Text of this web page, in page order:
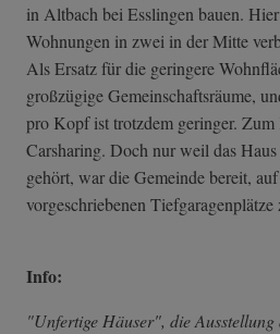
in Altbach bei Esslingen bauen.
Wohnungen in zwei in der Mitte
Als Ersatz für die geringere
großzügige Gemeinschaftsräume,
pro Kopf ist trotzdem geringer. Zum
Carsharing. Doch nur weil das
gehört, war die Gemeinde bereit,
vorgeschriebenen Tiefgaragenplätze
Info:
"Unfertige Häuser", die Ausstellung